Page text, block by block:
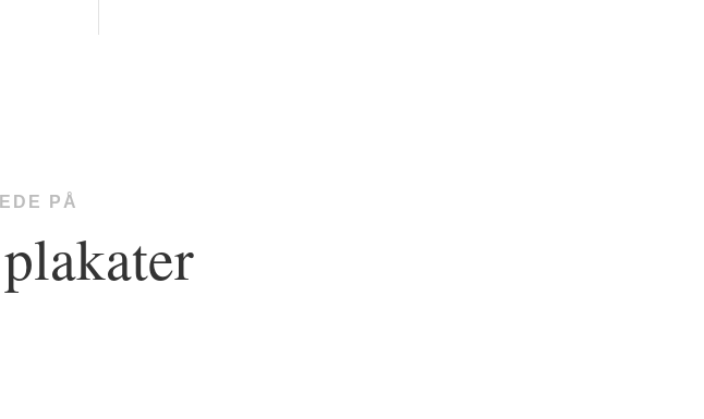
PÅ